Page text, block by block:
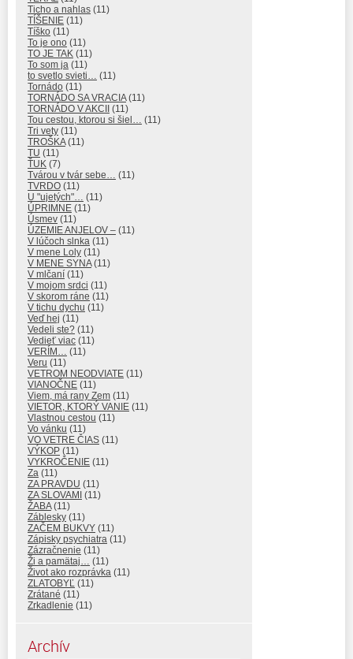
Ticho a nahlas (11)
TÍŠENIE (11)
Tíško (11)
To je ono (11)
TO JE TAK (11)
To som ja (11)
to svetlo svieti…
(11)
Tornádo (11)
TORNÁDO SA VRACIA(11)
TORNÁDO V AKCII (11)
Tou cestou, ktorou si šiel…
(11)
Tri vety (11)
TROŠKA(11)
TU (11)
ŤUK (7)
Tvárou v tvár sebe…
(11)
TVRDO (11)
U "ujetých"…
(11)
ÚPRIMNE (11)
Úsmev (11)
ÚZEMIE ANJELOV – (11)
V lúčoch slnka (11)
V mene Loly (11)
V MENE SYNA(11)
V mlčaní (11)
V mojom srdci (11)
V skorom ráne (11)
V tichu dychu (11)
Veď hej (11)
Vedeli ste? (11)
Vedieť viac (11)
VERÍM…
(11)
Veru (11)
VETROM NEODVIATE (11)
VIANOČNE (11)
Viem, má rany Zem (11)
VIETOR, KTORÝ VANIE (11)
Vlastnou cestou (11)
Vo vánku (11)
VO VETRE ČIAS (11)
VÝKOP (11)
VYKROČENIE (11)
Za (11)
ZA PRAVDU (11)
ZA SLOVAMI (11)
ŽABA(11)
Záblesky (11)
ZAČEM BUKVY (11)
Zápisky psychiatra (11)
Zázračnenie (11)
Ži a pamätaj…
(11)
Život ako rozprávka (11)
ZLATOBYĽ (11)
Zrátané (11)
Zrkadlenie (11)
Archív